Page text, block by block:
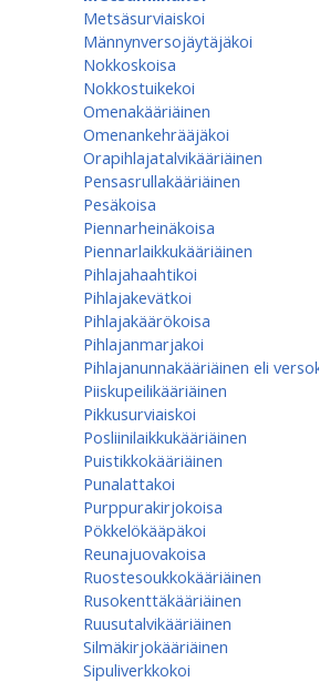
Metsäsurviaiskoi
Männynversojäytäjäkoi
Nokkoskoisa
Nokkostuikekoi
Omenakääriäinen
Omenan­kehrääjä­koi
Orapihlajatalvikääriäinen
Pensasrullakääriäinen
Pesäkoisa
Piennarheinäkoisa
Piennarlaikkukääriäinen
Pihlajahaahtikoi
Pihlajakevätkoi
Pihlajakäärökoisa
Pihlajanmarjakoi
Pihlajanunnakääriäinen eli
Piiskupeilikääriäinen
Pikkusurviaiskoi
Posliinilaikkukääriäinen
Puistikkokääriäinen
Punalattakoi
Purppurakirjokoisa
Pökkelökääpäkoi
Reunajuovakoisa
Ruostesoukkokääriäinen
Rusokenttäkääriäinen
Ruusutalvikääriäinen
Silmäkirjokääriäinen
Sipuliverkkokoi